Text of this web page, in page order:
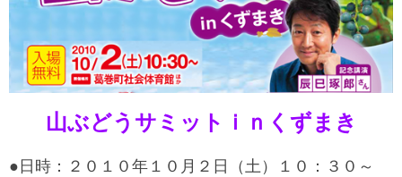
山ぶどうサミットｉｎくずまき
●日時：２０１０年１０月２日（土）１０：３０～